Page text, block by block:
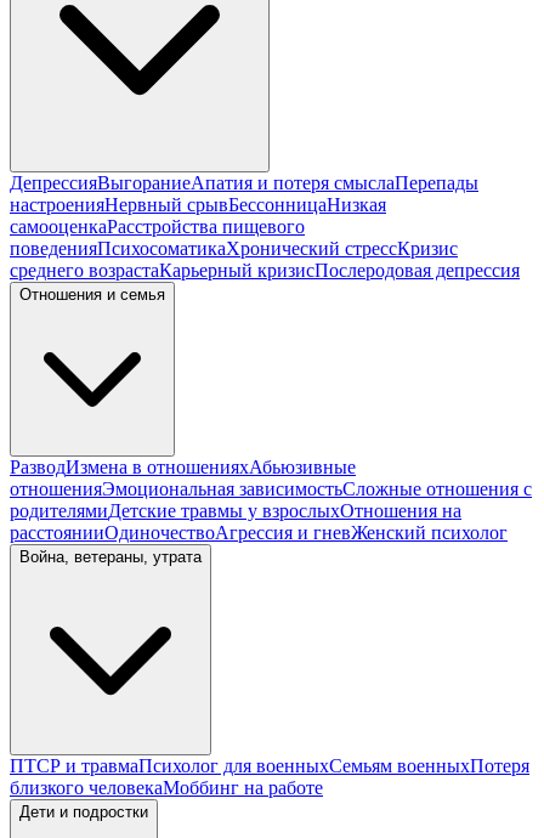
ДепрессияВыгораниеАпатия и потеря смыслаПерепады
настроенияНервный срывБессонницаНизкая
самооценкаРасстройства пищевого
поведенияПсихосоматикаХронический стрессКризис
среднего возрастаКарьерный кризисПослеродовая депрессия
Отношения и семья
РазводИзмена в отношенияхАбьюзивные
отношенияЭмоциональная зависимостьСложные отношения с
родителямиДетские травмы у взрослыхОтношения на
расстоянииОдиночествоАгрессия и гневЖенский психолог
Война, ветераны, утрата
ПТСР и травмаПсихолог для военныхСемьям военныхПотеря
близкого человекаМоббинг на работе
Дети и подростки